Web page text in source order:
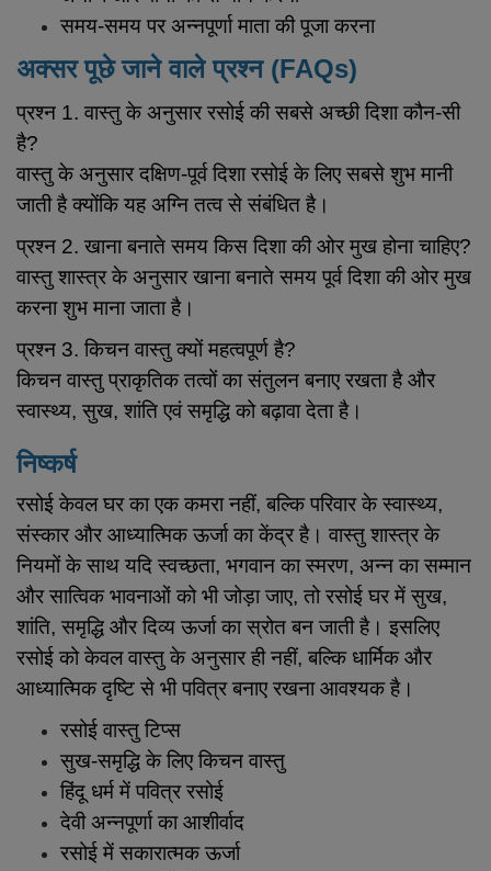
समय-समय पर अन्नपूर्णा माता की पूजा करना
अक्सर पूछे जाने वाले प्रश्न (FAQs)
प्रश्न 1. वास्तु के अनुसार रसोई की सबसे अच्छी दिशा कौन-सी
है?
वास्तु के अनुसार दक्षिण-पूर्व दिशा रसोई के लिए सबसे शुभ मानी
जाती है क्योंकि यह अग्नि तत्व से संबंधित है।
प्रश्न 2. खाना बनाते समय किस दिशा की ओर मुख होना चाहिए?
वास्तु शास्त्र के अनुसार खाना बनाते समय पूर्व दिशा की ओर मुख
करना शुभ माना जाता है।
प्रश्न 3. किचन वास्तु क्यों महत्वपूर्ण है?
किचन वास्तु प्राकृतिक तत्वों का संतुलन बनाए रखता है और
स्वास्थ्य, सुख, शांति एवं समृद्धि को बढ़ावा देता है।
निष्कर्ष
रसोई केवल घर का एक कमरा नहीं, बल्कि परिवार के स्वास्थ्य,
संस्कार और आध्यात्मिक ऊर्जा का केंद्र है। वास्तु शास्त्र के
नियमों के साथ यदि स्वच्छता, भगवान का स्मरण, अन्न का सम्मान
और सात्विक भावनाओं को भी जोड़ा जाए, तो रसोई घर में सुख,
शांति, समृद्धि और दिव्य ऊर्जा का स्रोत बन जाती है। इसलिए
रसोई को केवल वास्तु के अनुसार ही नहीं, बल्कि धार्मिक और
आध्यात्मिक दृष्टि से भी पवित्र बनाए रखना आवश्यक है।
रसोई वास्तु टिप्स
सुख-समृद्धि के लिए किचन वास्तु
हिंदू धर्म में पवित्र रसोई
देवी अन्नपूर्णा का आशीर्वाद
रसोई में सकारात्मक ऊर्जा